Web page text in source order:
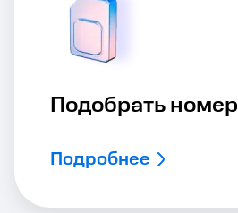
Подобрать номер
Подробнее